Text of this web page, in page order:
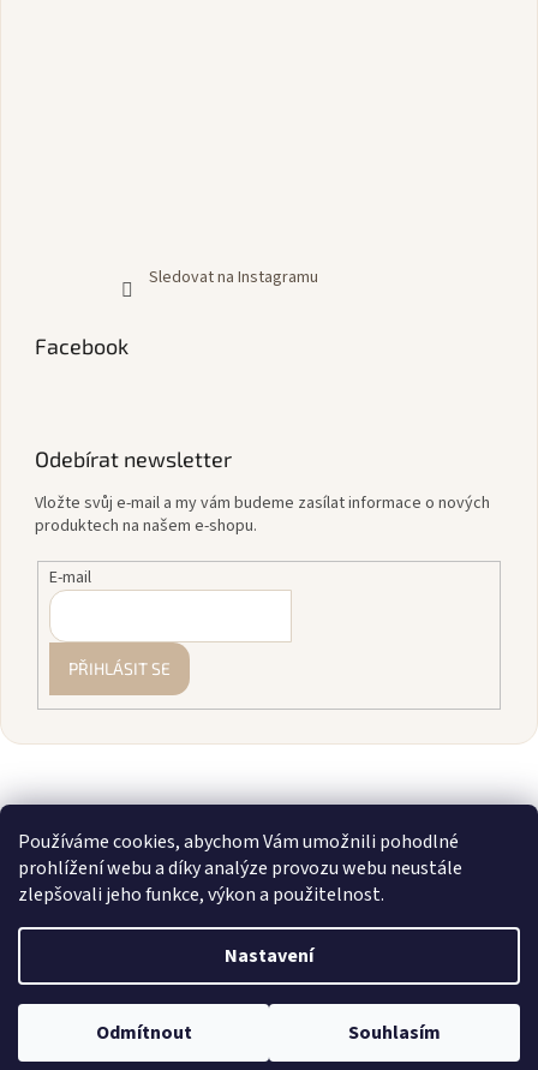
Používáme cookies, abychom Vám umožnili pohodlné
prohlížení webu a díky analýze provozu webu neustále
zlepšovali jeho funkce, výkon a použitelnost.
Nastavení
Odmítnout Souhlasím
💎 Staňte se členkou našeho VIP klubu! Registrujte se, sčítáme vám
Sledovat na Instagramu
Facebook
Odebírat newsletter
Vložte svůj e-mail a my vám budeme zasílat informace o nových
produktech na našem e-shopu.
E-mail
PŘIHLÁSIT SE
Vytvořil Shoptet
Copyright 2026zavodnice.cz. Všechna práva vyhrazena.Upravit